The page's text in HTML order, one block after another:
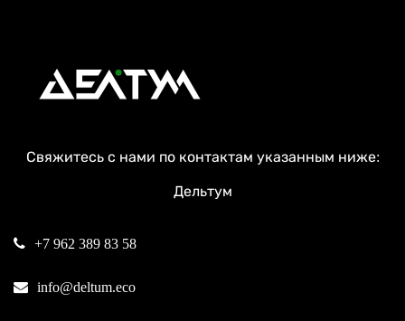
Свяжитесь с нами по контактам указанным ниже:
Дельтум
+7 962 389 83 58
info@deltum.eco